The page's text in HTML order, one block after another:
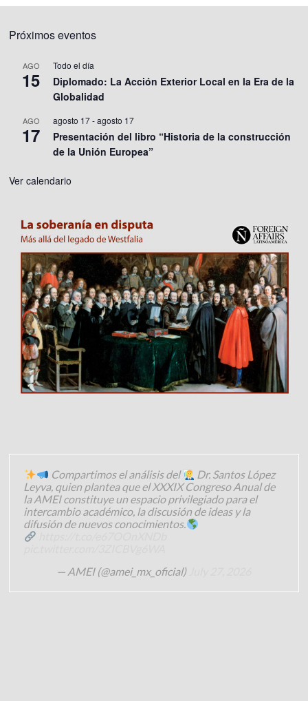
Próximos eventos
AGO
15
Todo el día
Diplomado: La Acción Exterior Local en la Era de la
Globalidad
AGO
17
agosto 17-agosto 17
Presentación del libro “Historia de la construcción
de la Unión Europea”
Ver calendario
Compartimos el análisis del
Dr. Santos López
Leyva, quien plantea que el XXXIX Congreso Anual de
la AMEI constituye un espacio privilegiado para el
intercambio académico, la discusión de ideas y la
difusión de nuevos conocimientos.
— AMEI (@amei_mx_oficial)